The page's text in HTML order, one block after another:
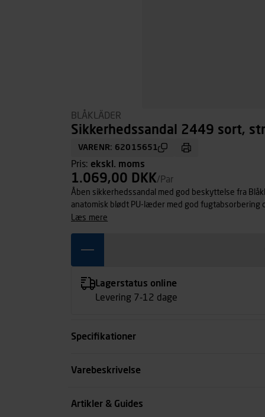
BLÅKLÄDER
Sikkerhedssandal 2449 sort,
VARENR: 62015651
Pris: ekskl. moms
1.069,00 DKK/Par
Åben sikkerhedssandal med god beskyttelse fra
anatomisk blødt PU-læder med god fugtabsorbering
den ekstra velegnet til indendørs og udendørs
læs mere
Lagerstatus online
Levering 7-12 dage
Specifikationer
Størrelse
Varebeskrivelse
Artikler & Guides